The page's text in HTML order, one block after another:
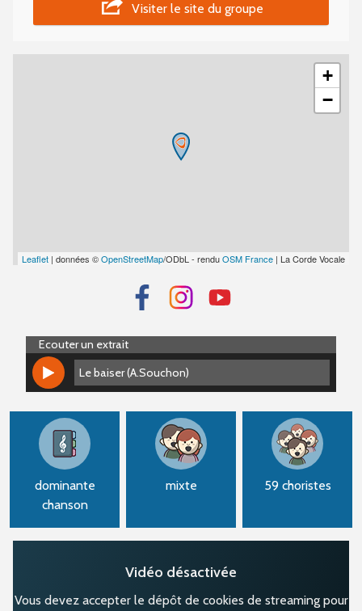
Visiter le site du groupe
+
−
Leaflet | données ©OpenStreetMap/ODbL - renduOSM France | La Corde Vocale
Ecouter un extrait
Le baiser (A.Souchon)
Le baiser (A.Souchon)
dominante
chanson
mixte 59 choristes
Vidéo désactivée
Vous devez accepter le dépôt de cookies de streaming pour